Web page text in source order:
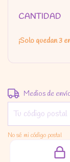
CANTIDAD
¡Solo quedan3
Entregas para el CP:
Medios de
No sé mi código postal